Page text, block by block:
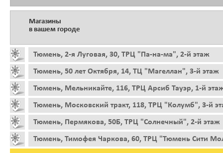
Магазины
в вашем городе
Тюмень, 2-я Луговая, 30, ТРЦ "Па-на-ма", 2-й этаж
Тюмень, 50 лет Октября, 14, ТЦ "Магеллан", 3-й этаж
Тюмень, Мельникайте, 116, ТРЦ Арсиб Тауэр, 1-й
Тюмень, Московский тракт, 118, ТРЦ "Колумб", 3-й
Тюмень, Пермякова, 50Б, ТРЦ "Солнечный", 2-й этаж
Тюмень, Тимофея Чаркова, 60, ТРЦ "Тюмень Сити